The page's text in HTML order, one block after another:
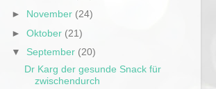
► November (24)
►Oktober (21)
▼ September (20)
Dr Karg der gesunde Snack für
zwischendurch